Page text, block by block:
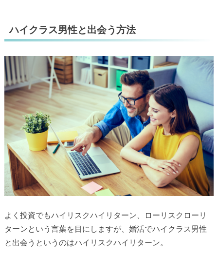
ハイクラス男性と出会う方法
よく投資でもハイリスクハイリターン、ローリスクローリ
ターンという言葉を目にしますが、婚活でハイクラス男性
と出会うというのはハイリスクハイリターン。